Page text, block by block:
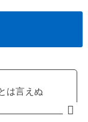
は言えぬ